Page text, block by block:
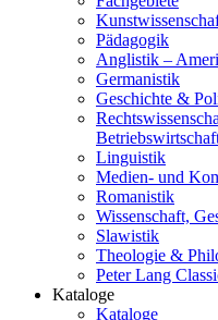
Pädagogik
Anglistik –
Germanistik
Geschichte &
Linguistik
Medien- und
Romanistik
Wissenschaft,
Slawistik
Theologie &
Peter Lang
Kataloge
Kataloge